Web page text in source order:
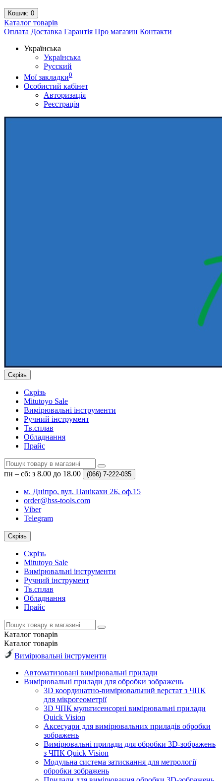
Кошик: 0
Каталог товарів
Оплата Доставка Гарантія Про магазин Контакти
Українська
Українська
Русский
Мої закладки0
Особистий кабінет
Авторизація
Реєстрація
Скрізь
Скрізь
Mitutoyo Sale
Вимірювальні інструменти
Ручний інструмент
Тв.сплав
Обладнання
Прайс
пн – сб: з 8.00 до 18.00 (066) 7-222-035
м. Дніпро, вул. Панікахи 2Б, оф.15
order@hss-tools.com
Viber
Telegram
Скрізь
Скрізь
Mitutoyo Sale
Вимірювальні інструменти
Ручний інструмент
Тв.сплав
Обладнання
Прайс
Каталог товарів
Каталог товарів
Вимірювальні інструменти
Автоматизовані вимірювальні прилади
Вимірювальні прилади для обробки зображень
3D координатно-вимірювальний верстат з ЧПК
для мікрогеометрії
3D ЧПК мультисенсорні вимірювальні прилади
Quick Vision
Аксесуари для вимірювальних приладів обробки
зображень
Вимірювальні прилади для обробки 3D-зображень
з ЧПК Quick Vision
Модульна система затискання для метрології
обробки зображень